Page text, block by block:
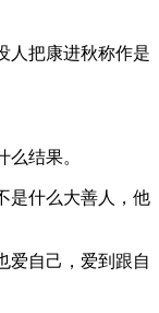
人把康进秋称作是
结果。
是什么大善人，他
爱自己，爱到跟自